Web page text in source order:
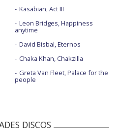
Kasabian, Act III
Leon Bridges, Happiness
anytime
David Bisbal, Eternos
Chaka Khan, Chakzilla
Greta Van Fleet, Palace for the
people
DISCOS